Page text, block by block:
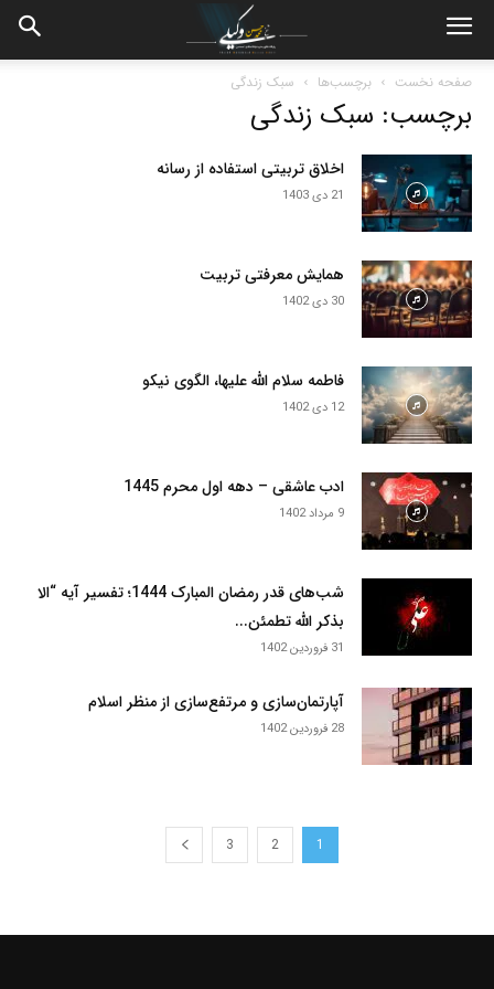
صفحه نخست برچسب‌ها سبک زندگی
برچسب: سبک زندگی
اخلاق تربیتی استفاده از رسانه
21 دی 1403
همایش معرفتی تربیت
30 دی 1402
فاطمه سلام الله علیها، الگوی نیکو
12 دی 1402
ادب عاشقی – دهه اول محرم 1445
9 مرداد 1402
شب‌های قدر رمضان المبارک 1444؛ تفسیر آیه “الا
بذکر الله تطمئن...
31 فروردین 1402
آپارتمان‌سازی و مرتفع‌سازی از منظر اسلام
28 فروردین 1402
1
2
3